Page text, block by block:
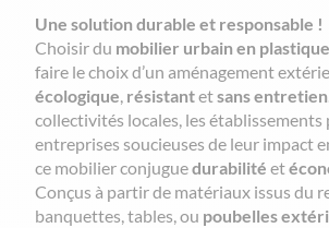
Une solution durable et responsable !
Choisir du mobilier urbain en
faire le choix d’un aménagement
écologique, résistantetsans entretien
collectivités locales, les établissements
entreprises soucieuses de leur impact
ce mobilier conjuguedurabilité et
Conçus à partir de matériaux issus du
banquettes, tables, ou poubelles